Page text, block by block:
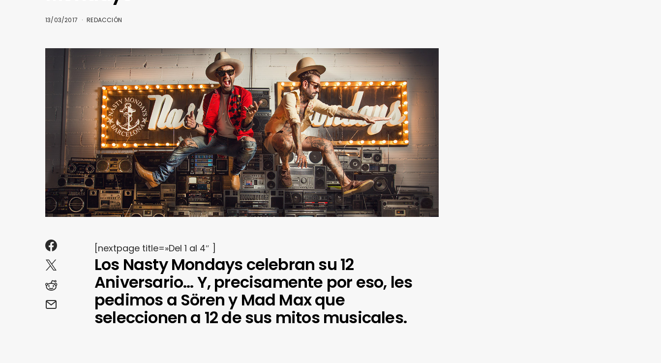
13/03/2017 REDACCIÓN
[nextpage title=»Del 1 al 4″ ]
Los Nasty Mondays celebran su 12
Aniversario… Y, precisamente por eso, les
pedimos a Sören y Mad Max que
seleccionen a 12 de sus mitos musicales.